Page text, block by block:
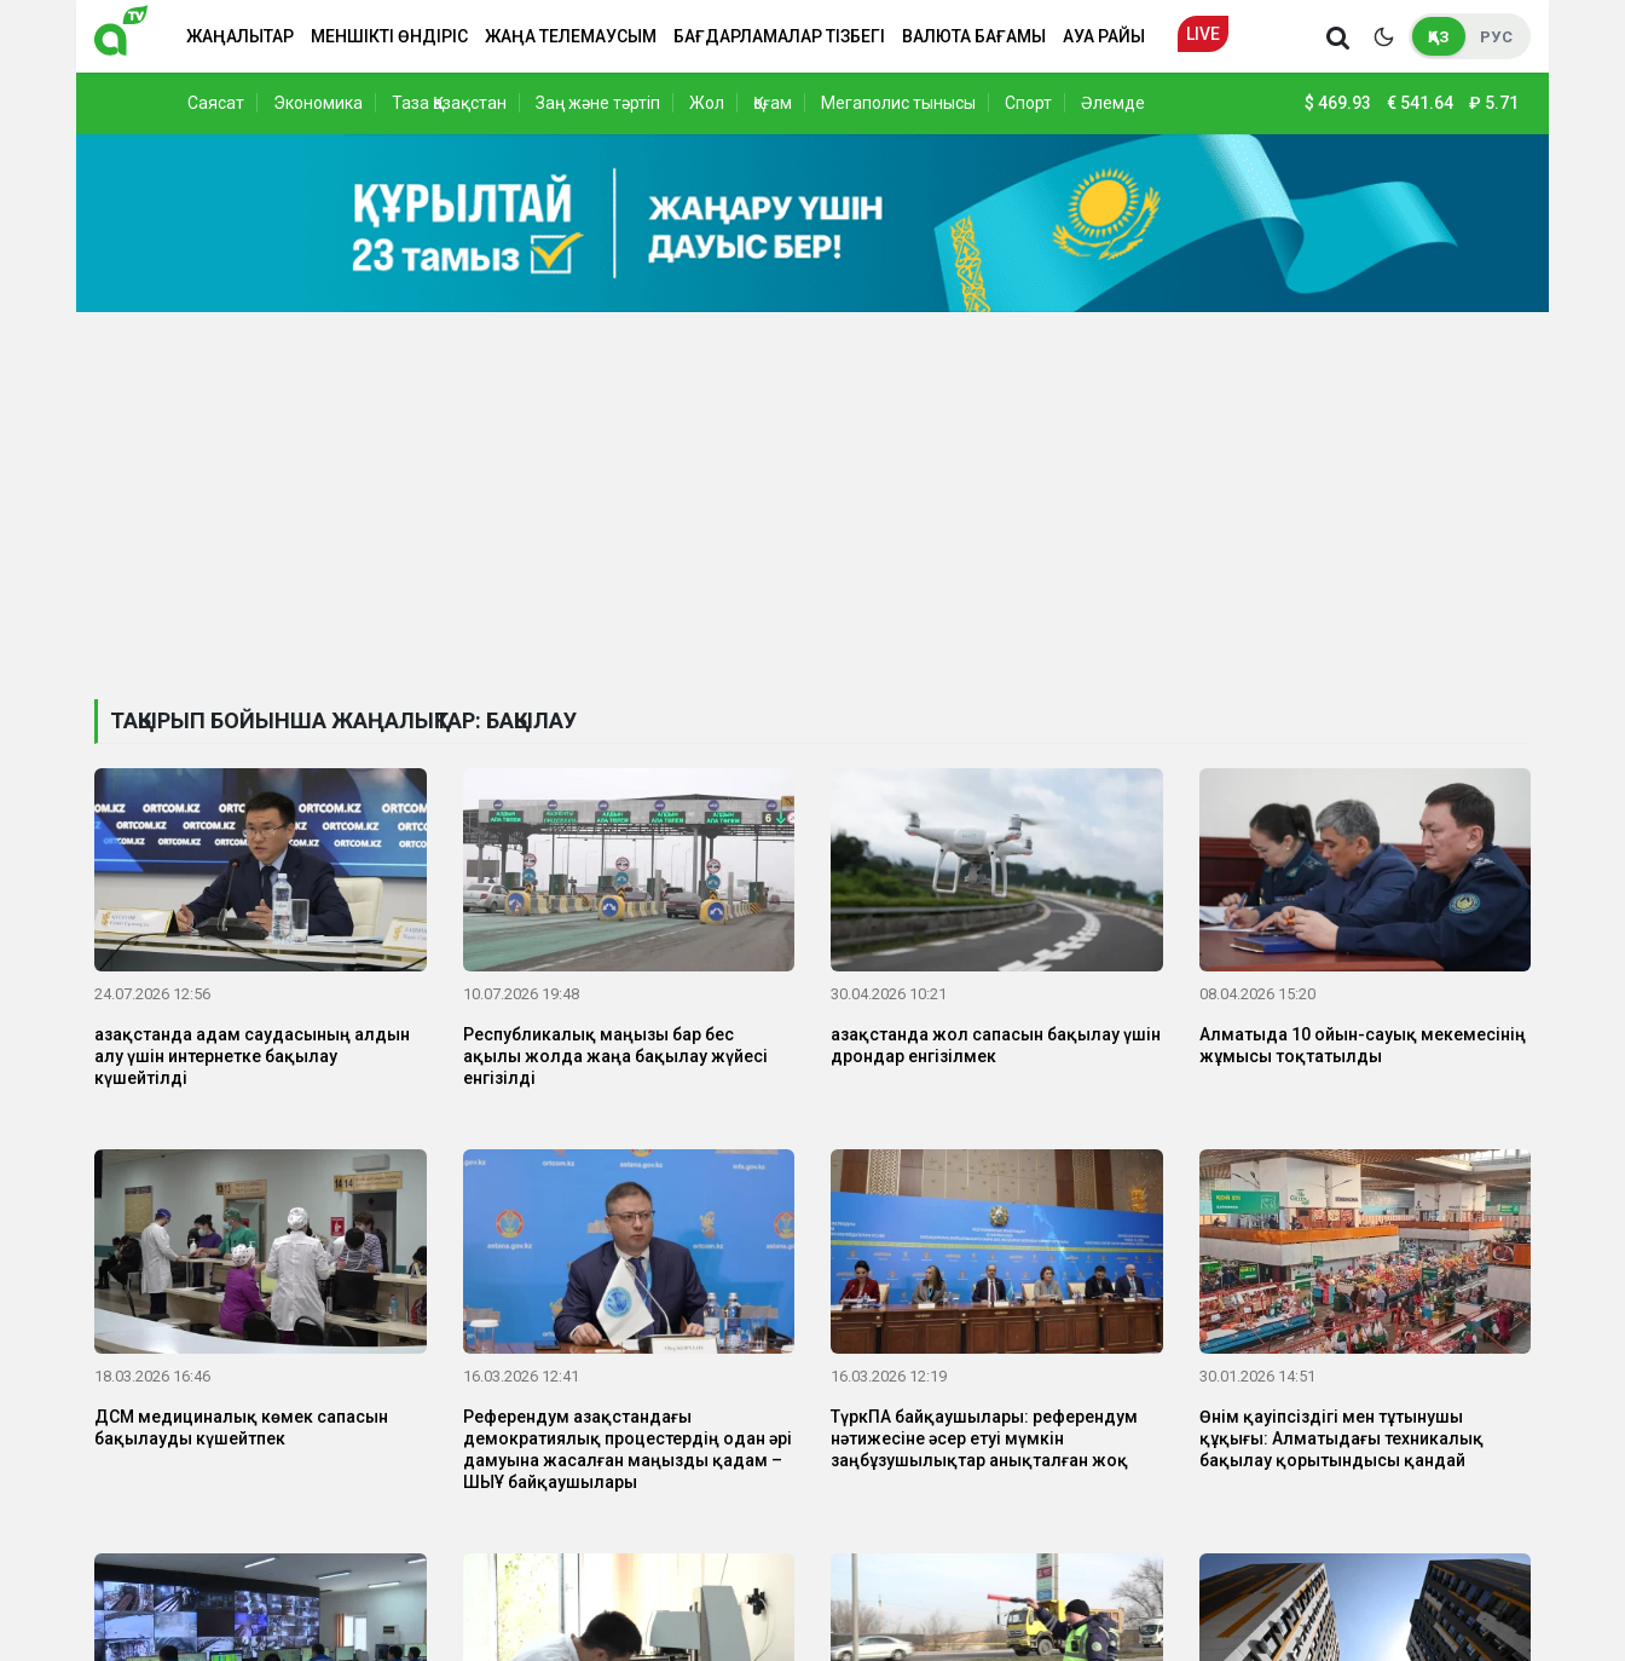
ЖАҢАЛЫҚТАР МЕНШІКТІ ӨНДІРІС ЖАҢА ТЕЛЕМАУСЫМ БАҒДАРЛАМАЛАР ТІЗБЕГІ ВАЛЮТА БАҒАМЫ АУА РАЙЫ LIVE ҚАЗ РУС
Саясат Экономика Таза Қазақстан Заң және тәртіп Жол Қоғам Мегаполис тынысы Спорт Әлемде $ 469.93 € 541.64 ₽ 5.71
ТАҚЫРЫП БОЙЫНША ЖАҢАЛЫҚТАР: БАҚЫЛАУ
24.07.2026 12:56
Қазақстанда адам саудасының алдын
алу үшін интернетке бақылау
күшейтілді
10.07.2026 19:48
Республикалық маңызы бар бес
ақылы жолда жаңа бақылау жүйесі
енгізілді
30.04.2026 10:21
Қазақстанда жол сапасын бақылау үшін
дрондар енгізілмек
08.04.2026 15:20
Алматыда 10 ойын-сауық мекемесінің
жұмысы тоқтатылды
18.03.2026 16:46
ДСМ медициналық көмек сапасын
бақылауды күшейтпек
16.03.2026 12:41
Референдум Қазақстандағы
демократиялық процестердің одан әрі
дамуына жасалған маңызды қадам –
ШЫҰ байқаушылары
16.03.2026 12:19
ТүркПА байқаушылары: референдум
нәтижесіне әсер етуі мүмкін
заңбұзушылықтар анықталған жоқ
30.01.2026 14:51
Өнім қауіпсіздігі мен тұтынушы
құқығы: Алматыдағы техникалық
бақылау қорытындысы қандай